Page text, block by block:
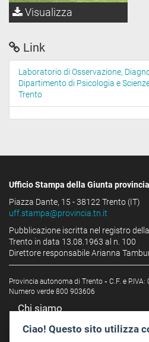
Visualizza
Link
Laboratorio di Osservazione,
Dipartimento di Psicologia e
Trento
Ufficio Stampa della Giunta
Piazza Dante, 15 - 38122 Trento (IT)
uff.stampa@provincia.tn.it
Pubblicazione iscritta nel registro
Trento in data 13.08.1963 al n. 100
Direttore responsabile Arianna
Provincia autonoma di Trento - C.F. e
Numero verde 800 903606
Chi siamo
Redazione
Ciao! Questo sito utilizza